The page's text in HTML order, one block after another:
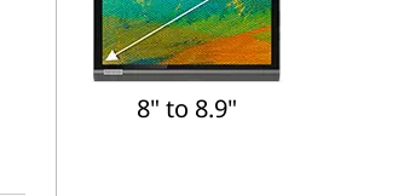
8" to 8.9"